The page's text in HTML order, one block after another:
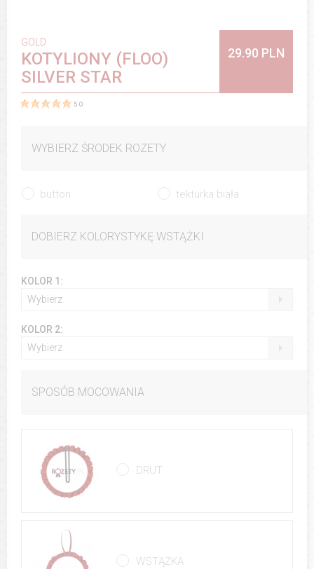
GOLD
KOTYLIONY (FLOO)
SILVER STAR
29.90 PLN
5.0
WYBIERZ ŚRODEK ROZETY
button tekturka biała
DOBIERZ KOLORYSTYKĘ WSTĄŻKI
KOLOR 1:
Wybierz
KOLOR 2:
Wybierz
SPOSÓB MOCOWANIA
DRUT
WSTĄŻKA